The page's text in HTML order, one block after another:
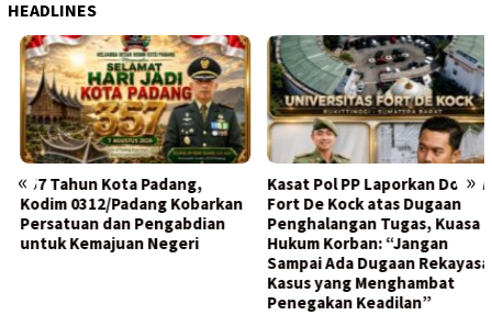
HEADLINES
« »
357 Tahun Kota Padang,
Kodim 0312/Padang Kobarkan
Persatuan dan Pengabdian
untuk Kemajuan Negeri
Kasat Pol PP Laporkan Dosen
Fort De Kock atas Dugaan
Penghalangan Tugas, Kuasa
Hukum Korban: “Jangan
Sampai Ada Dugaan Rekayasa
Kasus yang Menghambat
Penegakan Keadilan”